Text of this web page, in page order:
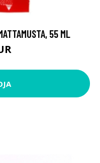
55 ML